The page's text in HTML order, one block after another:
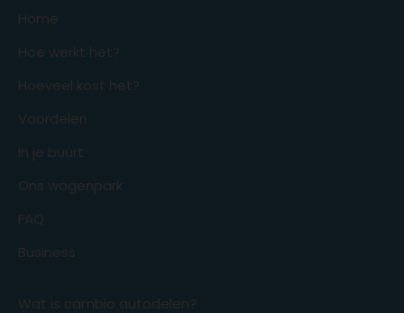
Home
Hoe werkt het?
Hoeveel kost het?
Voordelen
In je buurt
Ons wagenpark
FAQ
Business
Wat is cambio autodelen?